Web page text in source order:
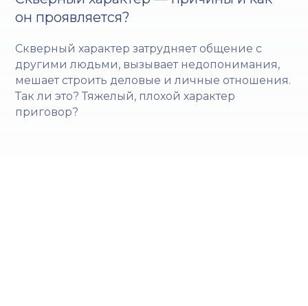
он проявляется?
Скверный характер затрудняет общение с
другими людьми, вызывает недопонимания,
мешает строить деловые и личные отношения.
Так ли это? Тяжелый, плохой характер
приговор?